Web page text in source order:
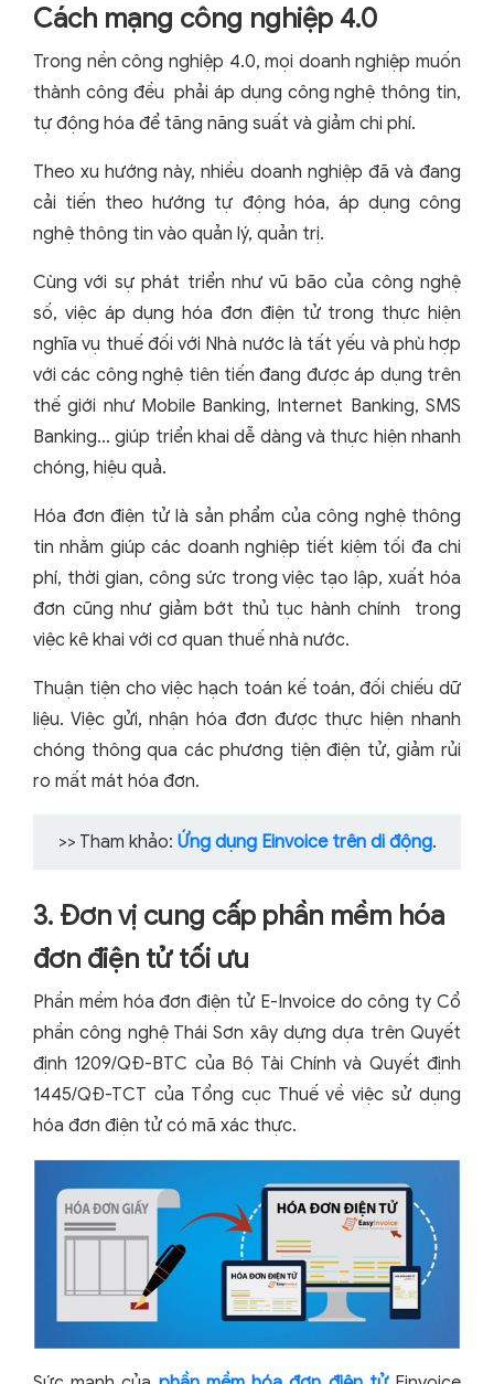
Cách mạng công nghiệp 4.0
Trong nền công nghiệp 4.0, mọi doanh nghiệp muốn
thành công đều phải áp dụng công nghệ thông tin,
tự động hóa để tăng năng suất và giảm chi phí.
Theo xu hướng này, nhiều doanh nghiệp đã và đang
cải tiến theo hướng tự động hóa, áp dụng công
nghệ thông tin vào quản lý, quản trị.
Cùng với sự phát triển như vũ bão của công nghệ
số, việc áp dụng hóa đơn điện tử trong thực hiện
nghĩa vụ thuế đối với Nhà nước là tất yếu và phù hợp
với các công nghệ tiên tiến đang được áp dụng trên
thế giới như Mobile Banking, Internet Banking, SMS
Banking... giúp triển khai dễ dàng và thực hiện nhanh
chóng, hiệu quả.
Hóa đơn điện tử là sản phẩm của công nghệ thông
tin nhằm giúp các doanh nghiệp tiết kiệm tối đa chi
phí, thời gian, công sức trong việc tạo lập, xuất hóa
đơn cũng như giảm bớt thủ tục hành chính trong
việc kê khai với cơ quan thuế nhà nước.
Thuận tiện cho việc hạch toán kế toán, đối chiếu dữ
liệu. Việc gửi, nhận hóa đơn được thực hiện nhanh
chóng thông qua các phương tiện điện tử, giảm rủi
ro mất mát hóa đơn.
>> Tham khảo: Ứng dụng Einvoice trên di động.
3. Đơn vị cung cấp phần mềm hóa
đơn điện tử tối ưu
Phần mềm hóa đơn điện tử E-Invoice do công ty Cổ
phần công nghệ Thái Sơn xây dựng dựa trên Quyết
định 1209/QĐ-BTC của Bộ Tài Chính và Quyết định
1445/QĐ-TCT của Tổng cục Thuế về việc sử dụng
hóa đơn điện tử có mã xác thực.